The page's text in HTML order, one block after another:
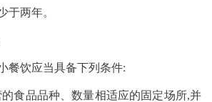
于两年。
餐饮应当具备下列条件:
食品品种、数量相适应的固定场所,并